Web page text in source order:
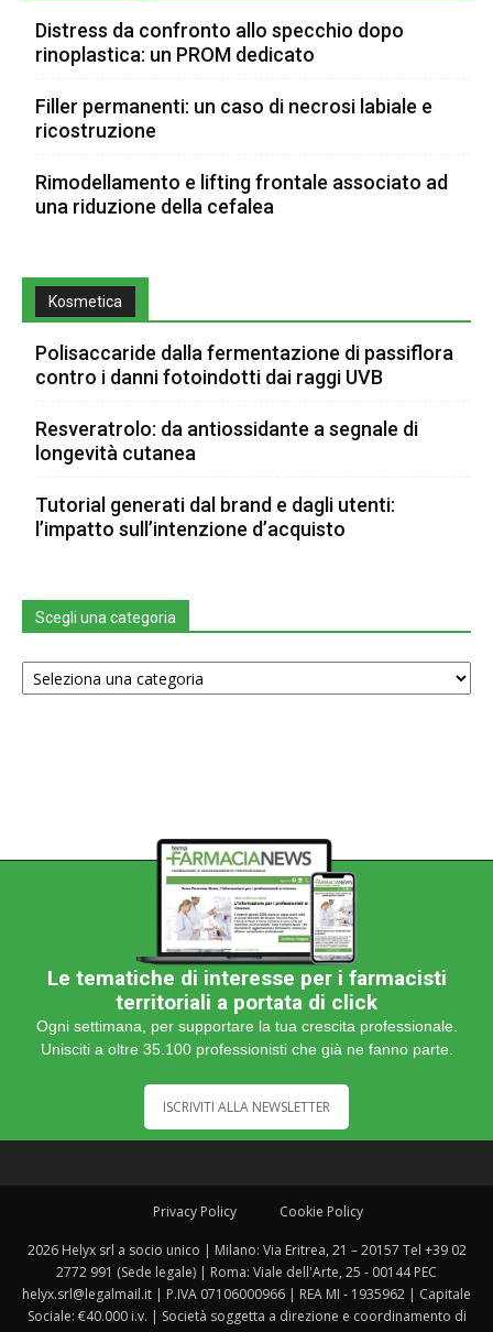
Distress da confronto allo specchio dopo
rinoplastica: un PROM dedicato
Filler permanenti: un caso di necrosi labiale e
ricostruzione
Rimodellamento e lifting frontale associato ad
una riduzione della cefalea
Kosmetica
Polisaccaride dalla fermentazione di passiflora
contro i danni fotoindotti dai raggi UVB
Resveratrolo: da antiossidante a segnale di
longevità cutanea
Tutorial generati dal brand e dagli utenti:
l’impatto sull’intenzione d’acquisto
Scegli una categoria
Scegli
una
Le tematiche di interesse per i farmacisti
territoriali a portata di click
Ogni settimana, per supportare la tua crescita professionale.
Unisciti a oltre 35.100 professionisti che già ne fanno parte.
ISCRIVITI ALLA NEWSLETTER
Privacy Policy Cookie Policy
2026 Helyx srl a socio unico | Milano: Via Eritrea, 21 – 20157 Tel +39 02
2772 991 (Sede legale) | Roma: Viale dell'Arte, 25 - 00144 PEC
helyx.srl@legalmail.it | P.IVA 07106000966 | REA MI - 1935962 | Capitale
Sociale: €40.000 i.v. | Società soggetta a direzione e coordinamento di